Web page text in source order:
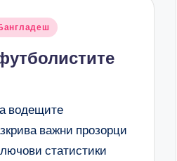
водещите
важни прозорци
статистики